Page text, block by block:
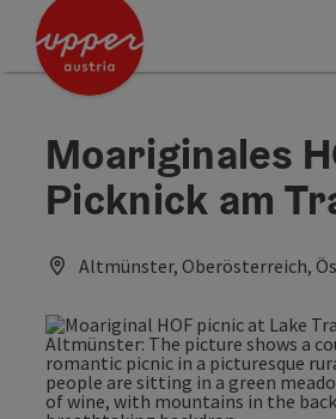
Accesskey
Accesskey
Moariginales
Picknick am
Altmünster, Oberösterreich,